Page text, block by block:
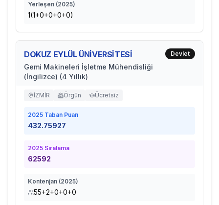
Yerleşen (2025)
1(1+0+0+0+0)
DOKUZ EYLÜL ÜNİVERSİTESİ
Gemi Makineleri İşletme Mühendisliği
(İngilizce) (4 Yıllık)
Devlet
İZMİR Örgün Ücretsiz
2025 Taban Puan
432.75927
2025 Sıralama
62592
Kontenjan (2025)
55+2+0+0+0